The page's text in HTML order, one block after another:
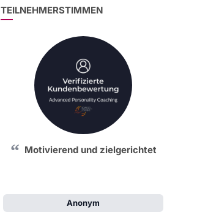
TEILNEHMERSTIMMEN
Motivierend und zielgerichtet
Anonym